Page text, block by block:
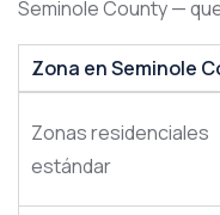
Seminole County —
Zona en Seminole
Zonas residenciales
estándar